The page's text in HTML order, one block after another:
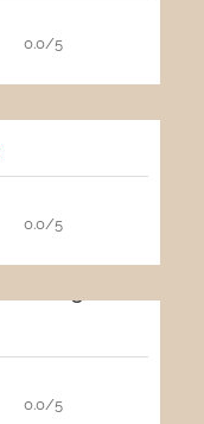
0.0/5
0.0/5
0.0/5